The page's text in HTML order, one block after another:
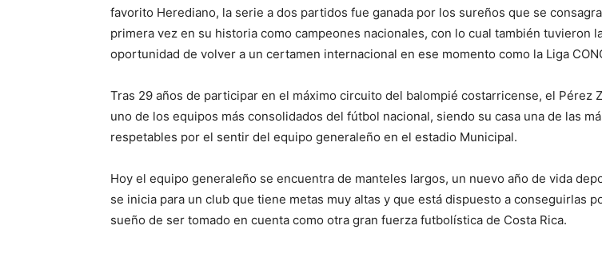
favorito Herediano, la serie a dos partidos fue ganada por los sureños que se
primera vez en su historia como campeones nacionales, con lo cual también tuvieron
oportunidad de volver a un certamen internacional en ese momento como la Liga
Tras 29 años de participar en el máximo circuito del balompié costarricense, el Pérez
uno de los equipos más consolidados del fútbol nacional, siendo su casa una de las
respetables por el sentir del equipo generaleño en el estadio Municipal.
Hoy el equipo generaleño se encuentra de manteles largos, un nuevo año de vida
se inicia para un club que tiene metas muy altas y que está dispuesto a conseguirlas
sueño de ser tomado en cuenta como otra gran fuerza futbolística de Costa Rica.